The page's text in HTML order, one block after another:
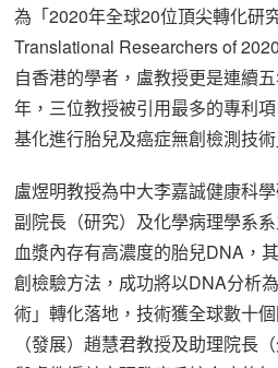
為「2020年全球20位頂尖轉化研
Translational Researchers of
自香港的學者，盧教授更是連續
年，三位教授被引用最多的專利
基化進行胎兒及癌症無創檢測技術
盧煜明教授為中大李嘉誠健康科
副院長（研究）及化學病理學系
血漿內存有高濃度的胎兒DNA，
創檢驗方法，成功將以DNA分析
術」轉化落地，技術獲全球數十
（發展）趙慧君教授及助理院長